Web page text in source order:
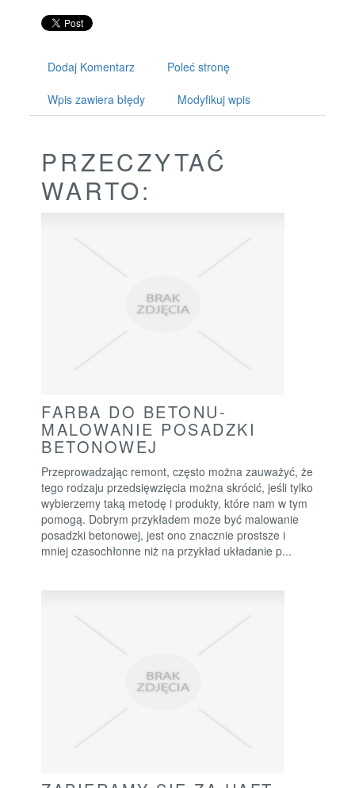
Dodaj Komentarz Poleć stronę
Wpis zawiera błędy Modyfikuj wpis
PRZECZYTAĆ
WARTO:
FARBA DO BETONU-
MALOWANIE POSADZKI
BETONOWEJ
Przeprowadzając remont, często można zauważyć, że
tego rodzaju przedsięwzięcia można skrócić, jeśli tylko
wybierzemy taką metodę i produkty, które nam w tym
pomogą. Dobrym przykładem może być malowanie
posadzki betonowej, jest ono znacznie prostsze i
mniej czasochłonne niż na przykład układanie p...